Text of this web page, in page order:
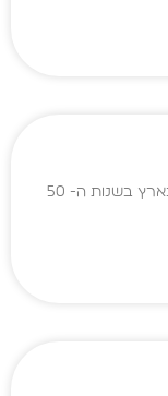
דיור מוגן בדמי מפתח הינו מושג שהתפתח בארץ בשנות ה- 50